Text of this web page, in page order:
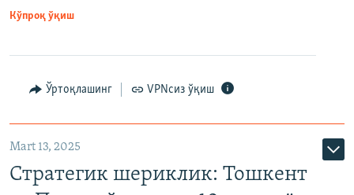
Кўпроқ ўқиш
Ўртоқлашинг VPNсиз ўқиш
Mart 13, 2025
Стратегик шериклик: Тошкент